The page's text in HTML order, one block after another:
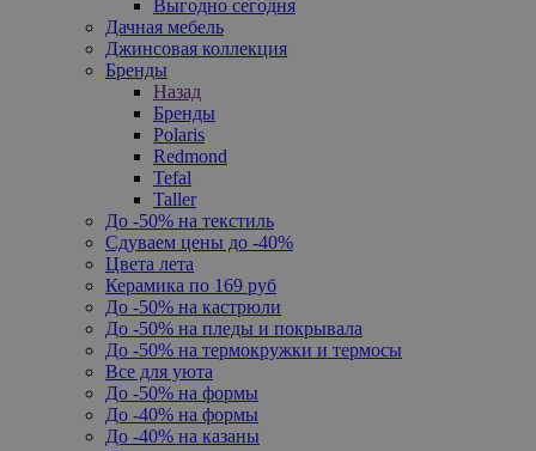
Выгодно сегодня
Дачная мебель
Джинсовая коллекция
Бренды
Назад
Бренды
Polaris
Redmond
Tefal
Taller
До -50% на текстиль
Сдуваем цены до -40%
Цвета лета
Керамика по 169 руб
До -50% на кастрюли
До -50% на пледы и покрывала
До -50% на термокружки и термосы
Все для уюта
До -50% на формы
До -40% на формы
До -40% на казаны